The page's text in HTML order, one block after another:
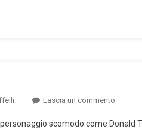
Lascia un commento
sberla!
scomodo come Donald